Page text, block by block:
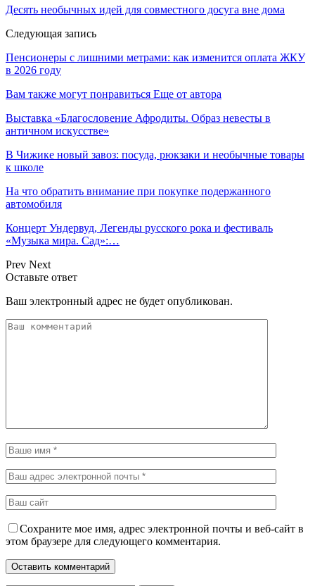
Десять необычных идей для совместного досуга вне дома
Следующая запись
Пенсионеры с лишними метрами: как изменится оплата ЖКУ
в 2026 году
Вам также могут понравиться Еще от автора
Выставка «Благословение Афродиты. Образ невесты в
античном искусстве»
В Чижике новый завоз: посуда, рюкзаки и необычные товары
к школе
На что обратить внимание при покупке подержанного
автомобиля
Концерт Ундервуд, Легенды русского рока и фестиваль
«Музыка мира. Сад»:…
Prev Next
Оставьте ответ
Ваш электронный адрес не будет опубликован.
Сохраните мое имя, адрес электронной почты и веб-сайт в
этом браузере для следующего комментария.